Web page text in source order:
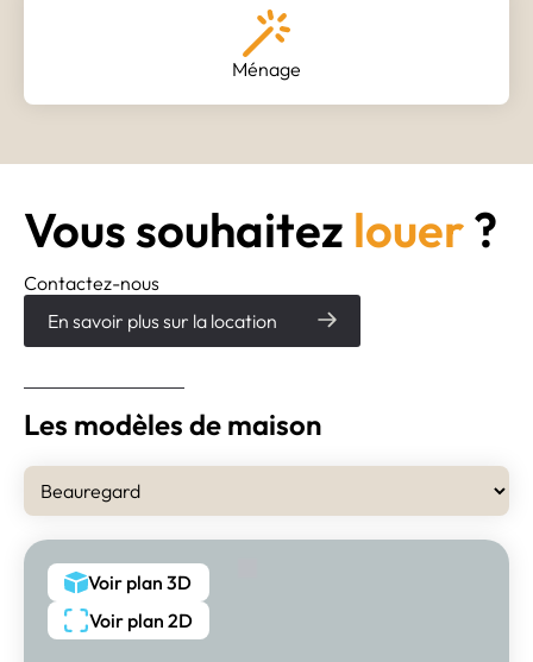
Ménage
Vous souhaitez louer?
Contactez-nous
En savoir plus sur la location
Les modèles de maison
Voir plan 3D
Voir plan 2D